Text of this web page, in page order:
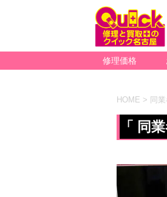
修理価格
HOME > 同
「 同